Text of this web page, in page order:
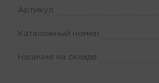
Артикул
Каталожный номер
Наличие на складе